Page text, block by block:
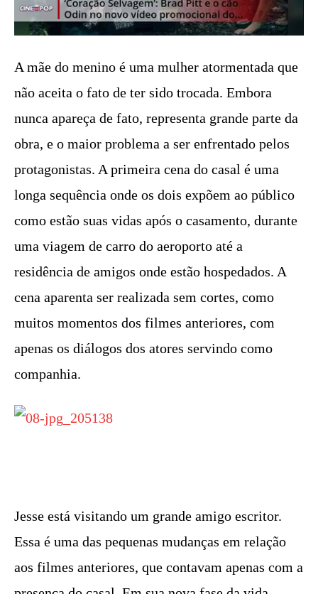
A mãe do menino é uma mulher atormentada que
não aceita o fato de ter sido trocada. Embora
nunca apareça de fato, representa grande parte da
obra, e o maior problema a ser enfrentado pelos
protagonistas. A primeira cena do casal é uma
longa sequência onde os dois expõem ao público
como estão suas vidas após o casamento, durante
uma viagem de carro do aeroporto até a
residência de amigos onde estão hospedados. A
cena aparenta ser realizada sem cortes, como
muitos momentos dos filmes anteriores, com
apenas os diálogos dos atores servindo como
companhia.
Jesse está visitando um grande amigo escritor.
Essa é uma das pequenas mudanças em relação
aos filmes anteriores, que contavam apenas com a